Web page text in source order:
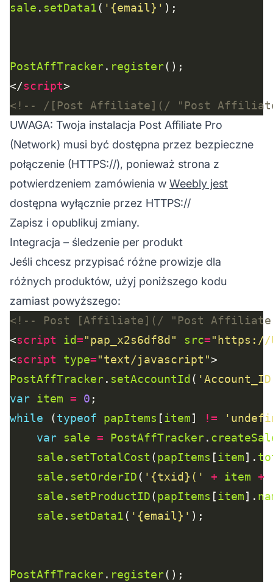
sale . setData1( '{email}'
PostAffTracker. register
</script
<!-- /[Post Affiliate](/ "Post Affiliate
UWAGA: Twoja instalacja Post Affiliate Pro
(Network) musi być dostępna przez bezpieczne
połączenie (HTTPS://), ponieważ strona z
potwierdzeniem zamówienia w Weebly jest
dostępna wyłącznie przez HTTPS://
Zapisz i opublikuj zmiany.
Integracja – śledzenie per produkt
Jeśli chcesz przypisać różne prowizje dla
różnych produktów, użyj poniższego kodu
zamiast powyższego:
<!-- Post [Affiliate](/ "Post Affiliate Pro
<script id="pap_x2s6df8d" src="https://
<script type="text/javascript"
PostAffTracker. setAccountId(
var item = 0
while (typeof papItems [item] !=
var sale = PostAffTracker.
sale . setTotalCost (papItems [item].
sale . setOrderID( '{txid}(' + item +
sale . setProductID(papItems [item].
sale . setData1( '{email}'
PostAffTracker. register